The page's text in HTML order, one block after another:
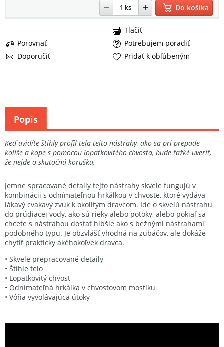
Do košíka
Porovnať
Potrebujem poradiť
Doporučiť
Tlačiť
Pridať k obľúbeným
Keď uvidíte štíhly profil tela tejto nástrahy, ako sa pri prepade
kolíše a kope s pomocou lopatkovitého chvosta, bude ťažké uveriť,
že nejde o skutočnú korušku.
Jemne spracované detaily tejto nástrahy skvele fungujú v
kombinácii s odnímateľnou hrkálkou v chvoste, ktoré vydáva
lákavý cvakavý zvuk k okolitým dravcom. Ide o skvelú nástrahu
do prúdiacej vody, ako sú rieky alebo potoky, alebo pokiaľ sa
chcete s nástrahou dostať hlbšie ako s bežnými nástrahami
podobného typu. Je obzvlášť vhodná na zubáčov, ale dokáže
chytiť prakticky akéhokoľvek dravca.
• Skvele prepracované detaily
• Štíhle telo
• Lopatkovitý chvost
• Odnímateľná hrkálka v chvostovom mostíku
• Vôňa vyvolávajúca útoky
Popis